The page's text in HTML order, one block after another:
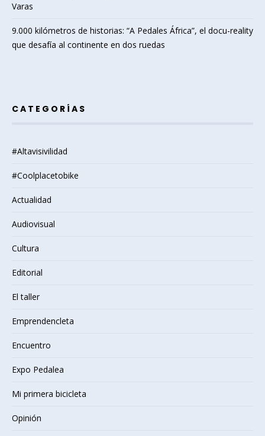
Varas
9.000 kilómetros de historias: “A Pedales África”, el docu-reality
que desafía al continente en dos ruedas
CATEGORÍAS
#Altavisivilidad
#Coolplacetobike
Actualidad
Audiovisual
Cultura
Editorial
El taller
Emprendencleta
Encuentro
Expo Pedalea
Mi primera bicicleta
Opinión